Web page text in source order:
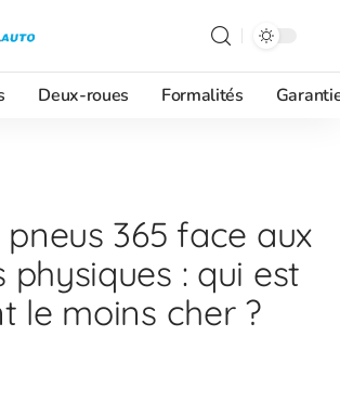
Deux-roues Formalités
pneus 365 face aux
physiques : qui est
le moins cher ?